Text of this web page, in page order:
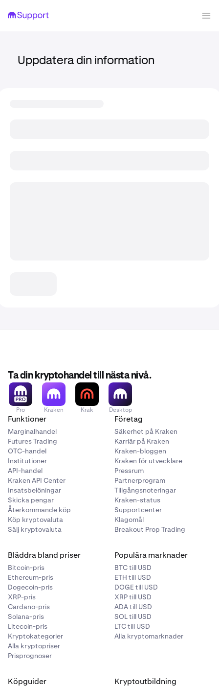
Uppdatera din information
Ta din kryptohandel till nästa nivå.
Pro Kraken Krak Desktop
Funktioner
Marginalhandel
Futures Trading
OTC-handel
Institutioner
API-handel
Kraken API Center
Insatsbelöningar
Skicka pengar
Återkommande köp
Köp kryptovaluta
Sälj kryptovaluta
Företag
Säkerhet på Kraken
Karriär på Kraken
Kraken-bloggen
Kraken för utvecklare
Pressrum
Partnerprogram
Tillgångsnoteringar
Kraken-status
Supportcenter
Klagomål
Breakout Prop Trading
Bläddra bland priser
Bitcoin-pris
Ethereum-pris
Dogecoin-pris
XRP-pris
Cardano-pris
Solana-pris
Litecoin-pris
Kryptokategorier
Alla kryptopriser
Prisprognoser
Populära marknader
BTC till USD
ETH till USD
DOGE till USD
XRP till USD
ADA till USD
SOL till USD
LTC till USD
Alla kryptomarknader
Köpguider Kryptoutbildning